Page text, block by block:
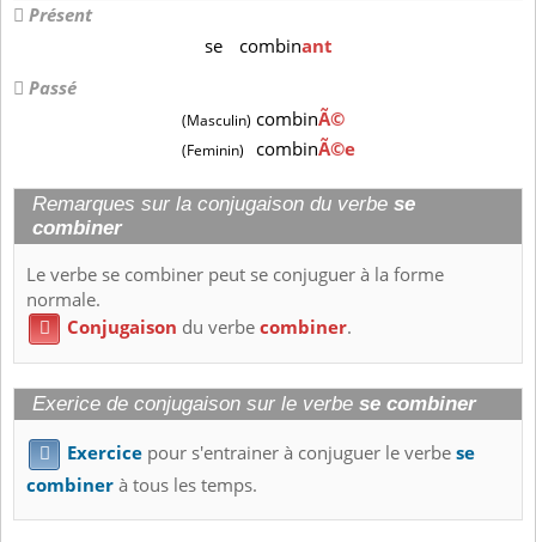
Présent
se
combinant
Passé
(Masculin) combinÃ©
(Feminin) combinÃ©e
Remarques sur la conjugaison du verbe se
combiner
Le verbe se combiner peut se conjuguer à la forme
normale.
 Conjugaison du verbecombiner.
Exerice de conjugaison sur le verbe se combiner
 Exercice pour s'entrainer à conjuguer le verbese
combinerà tous les temps.